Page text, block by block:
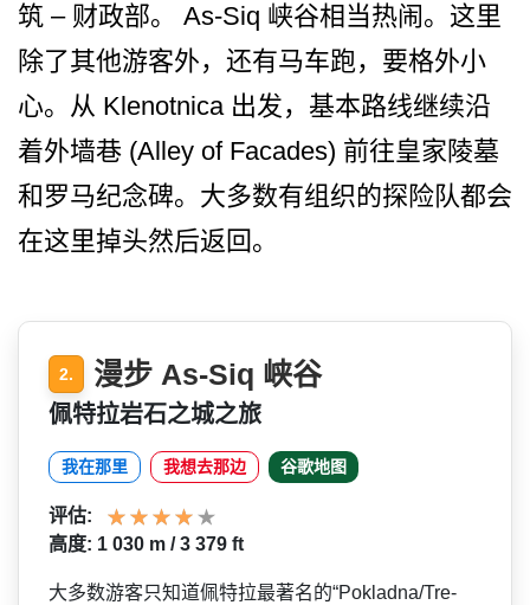
筑 – 财政部。 As-Siq 峡谷相当热闹。这里
除了其他­游客外，还有马车跑，要格外小
心。从 Klenotnica 出发，基本路线继续沿
着外墙巷 (Alley of Facades) 前往皇家陵墓
和罗马纪念碑。­大多数有组织的探险队都会
在这里掉头然后返回。
2. 漫步 As-Siq 峡谷
佩特拉岩石之城之旅
我在那里 我想去那边 谷歌地图
评估:
高度: 1 030 m / 3 379 ft
大多数游客只知道佩特拉最著­名的“Pokladna/Tre­